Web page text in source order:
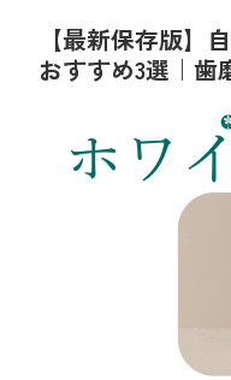
【最新保存版】
おすすめ3選｜歯